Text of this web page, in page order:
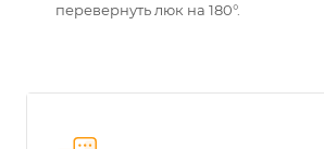
перевернуть люк на 180°.